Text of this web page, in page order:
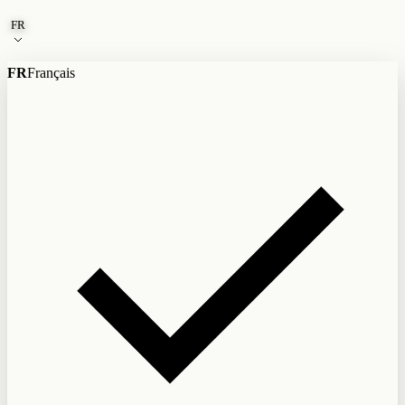
Aller au contenu
FR
FRFrançais